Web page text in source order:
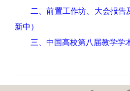
二、前置工作坊、大会报告
新中）
三、中国高校第八届教学学